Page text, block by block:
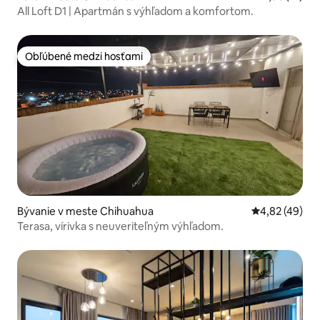
All Loft D1 | Apartmán s výhľadom a komfortom.
Obľúbené medzi hosťami
Obľúbené medzi hosťami
Bývanie v meste Chihuahua Priemerné
4,82 (49)
Terasa, vírivka s neuveriteľným výhľadom.